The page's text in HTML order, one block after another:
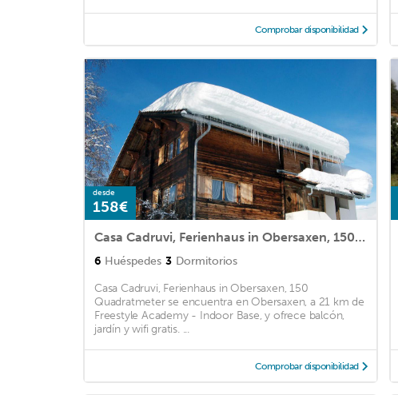
Comprobar disponibilidad
desde
158€
Casa Cadruvi, Ferienhaus in Obersaxen, 150 Quadratmeter
6 Huéspedes 3 Dormitorios
Casa Cadruvi, Ferienhaus in Obersaxen, 150
Quadratmeter se encuentra en Obersaxen, a 21 km de
Freestyle Academy - Indoor Base, y ofrece balcón,
jardín y wifi gratis. ...
Comprobar disponibilidad